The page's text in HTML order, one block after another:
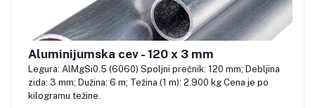
Pozovite
Aluminijumska cev - 120 x 3 mm
Legura: AlMgSi0.5 (6060) Spoljni prečnik: 120 mm; Debljina
zida: 3 mm; Dužina: 6 m; Težina (1 m): 2.900 kg Cena je po
kilogramu težine.